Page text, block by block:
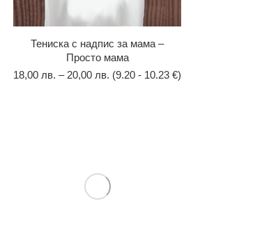
Тениска с надпис за мама –
Просто мама
18,00 лв. – 20,00 лв. (9.20 - 10.23 €)